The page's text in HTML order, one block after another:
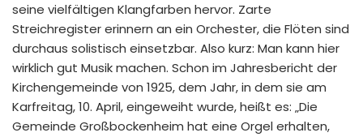
seine vielfältigen Klangfarben hervor. Zarte
Streichregister erinnern an ein Orchester, die Flöten sind
durchaus solistisch einsetzbar. Also kurz: Man kann hier
wirklich gut Musik machen. Schon im Jahresbericht der
Kirchengemeinde von 1925, dem Jahr, in dem sie am
Karfreitag, 10. April, eingeweiht wurde, heißt es: „Die
Gemeinde Großbockenheim hat eine Orgel erhalten,